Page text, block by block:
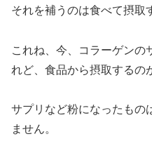
それを補うのは食べて摂取
これね、今、コラーゲンの
れど、食品から摂取するの
サプリなど粉になったもの
ません。